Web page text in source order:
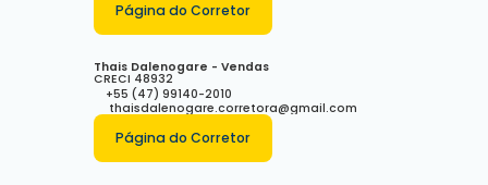
Página do Corretor
Thais Dalenogare - Vendas
CRECI 48932
+55 (47) 99140-2010
thaisdalenogare.corretora@gmail.com
Página do Corretor